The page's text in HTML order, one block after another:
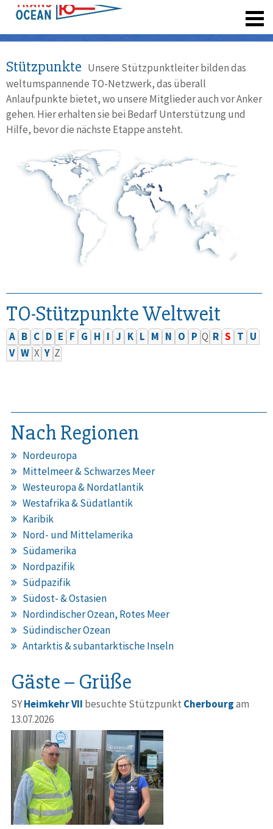
Stützpunkte Unsere Stützpunktleiter bilden das
weltumspannende TO-Netzwerk, das überall
Anlaufpunkte bietet, wo unsere Mitglieder auch vor Anker
gehen. Hier erhalten sie bei Bedarf Unterstützung und
Hilfe, bevor die nächste Etappe ansteht.
TO-Stützpunkte Weltweit
A B C D E F G H I J K L M N O P Q R S T U
V W X Y Z
Nach Regionen
Nordeuropa
Mittelmeer & Schwarzes Meer
Westeuropa & Nordatlantik
Westafrika & Südatlantik
Karibik
Nord- und Mittelamerika
Südamerika
Nordpazifik
Südpazifik
Südost- & Ostasien
Nordindischer Ozean, Rotes Meer
Südindischer Ozean
Antarktis & subantarktische Inseln
Gäste – Grüße
SYHeimkehr VII besuchte Stützpunkt Cherbourgam
13.07.2026